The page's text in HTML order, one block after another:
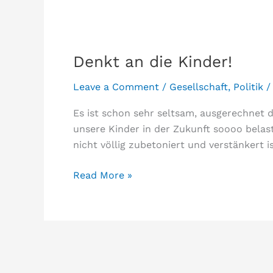
Denkt an die Kinder!
Leave a Comment / Gesellschaft, Politik /
Es ist schon sehr seltsam, ausgerechnet
unsere Kinder in der Zukunft soooo
nicht völlig zubetoniert und verstänkert
Denkt
Read More »